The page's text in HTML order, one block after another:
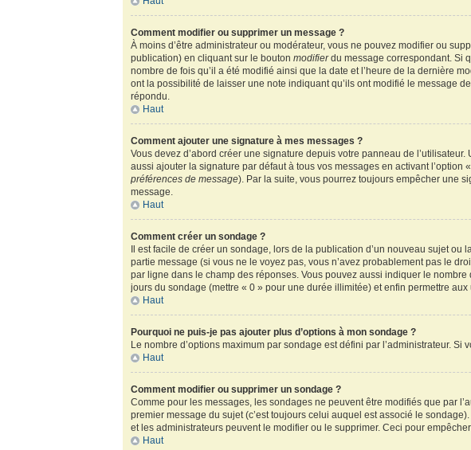
Comment modifier ou supprimer un message ?
À moins d’être administrateur ou modérateur, vous ne pouvez modifier ou
publication) en cliquant sur le boutonmodifierdu message correspondant. Si
nombre de fois qu’il a été modifié ainsi que la date et l’heure de la dernière
ont la possibilité de laisser une note indiquant qu’ils ont modifié le message
répondu.
Haut
Comment ajouter une signature à mes messages ?
Vous devez d’abord créer une signature depuis votre panneau de
aussi ajouter la signature par défaut à tous vos messages en activant
préférences de message). Par la suite, vous pourrez toujours empêcher une
message.
Haut
Comment créer un sondage ?
Il est facile de créer un sondage, lors de la publication d’un nouveau sujet
partie message (si vous ne le voyez pas, vous n’avez probablement pas le
par ligne dans le champ des réponses. Vous pouvez aussi indiquer le
jours du sondage (mettre « 0 » pour une durée illimitée) et enfin permettre
Haut
Pourquoi ne puis-je pas ajouter plus d’options à mon sondage ?
Le nombre d’options maximum par sondage est défini par l’administrateur. Si
Haut
Comment modifier ou supprimer un sondage ?
Comme pour les messages, les sondages ne peuvent être modifiés que par
premier message du sujet (c’est toujours celui auquel est associé le
et les administrateurs peuvent le modifier ou le supprimer. Ceci pour
Haut